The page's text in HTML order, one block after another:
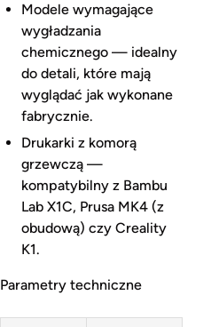
Modele wymagające
wygładzania
chemicznego — idealny
do detali, które mają
wyglądać jak wykonane
fabrycznie.
Drukarki z komorą
grzewczą —
kompatybilny z Bambu
Lab X1C, Prusa MK4 (z
obudową) czy Creality
K1.
Parametry techniczne